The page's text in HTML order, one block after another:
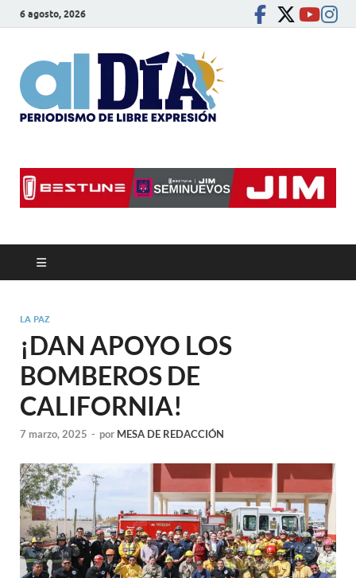
6 agosto, 2026
LA PAZ
¡DAN APOYO LOS
BOMBEROS DE
CALIFORNIA!
7 marzo, 2025 - por MESA DE REDACCIÓN